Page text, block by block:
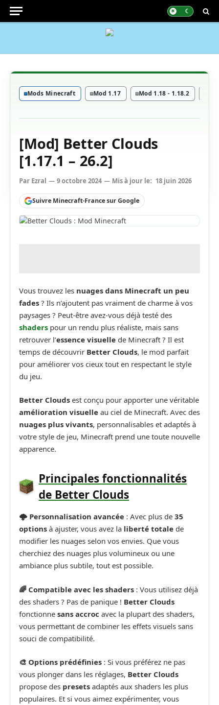
Mods Minecraft Mod 1.17 Mod 1.18 - 1.18.2
[Mod] Better Clouds
[1.17.1 – 26.2]
Par Ezral 9 octobre 2024 Mis à jour le: 18 juin 2026
Suivre Minecraft-France sur Google
Vous trouvez les nuages dans Minecraft un peu
fades ? Ils n’ajoutent pas vraiment de charme à vos
paysages ? Peut-être avez-vous déjà testé des
shaders pour un rendu plus réaliste, mais sans
retrouver l’essence visuelle de Minecraft ? Il est
temps de découvrir Better Clouds, le mod parfait
pour améliorer vos cieux tout en respectant le style
du jeu.
Better Clouds est conçu pour apporter une véritable
amélioration visuelle au ciel de Minecraft. Avec des
nuages plus vivants, personnalisables et adaptés à
votre style de jeu, Minecraft prend une toute nouvelle
apparence.
Principales fonctionnalités
de Better Clouds
🌩️ Personnalisation avancée : Avec plus de 35
options à ajuster, vous avez la liberté totale de
modifier les nuages selon vos envies. Que vous
cherchiez des nuages plus volumineux ou une
ambiance plus subtile, tout est possible.
🌈 Compatible avec les shaders : Vous utilisez déjà
des shaders ? Pas de panique ! Better Clouds
fonctionne sans accroc avec la plupart des shaders,
vous permettant de combiner les effets visuels sans
souci de compatibilité.
🎨 Options prédéfinies : Si vous préférez ne pas
vous plonger dans les réglages, Better Clouds
propose des presets adaptés aux shaders les plus
populaires. Et si vous aimez expérimenter, vous